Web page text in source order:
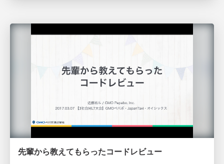
先輩から教えてもらったコードレビュー